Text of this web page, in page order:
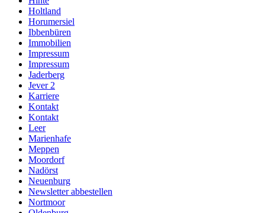
Holtland
Horumersiel
Ibbenbüren
Immobilien
Impressum
Impressum
Jaderberg
Jever 2
Karriere
Kontakt
Kontakt
Leer
Marienhafe
Meppen
Moordorf
Nadörst
Neuenburg
Newsletter abbestellen
Nortmoor